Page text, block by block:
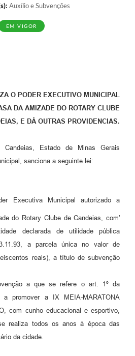
Auxílio e Subvenções
EM VIGOR
O PODER EXECUTIVO MUNICIPAL
DA AMIZADE DO ROTARY CLUBE
E DÁ OUTRAS PROVIDENCIAS.
Candeias, Estado de Minas Gerais
sanciona a seguinte lei:
Executiva Municipal autorizado a
do Rotary Clube de Candeias, com'
declarada de utilidade pública
a parcela única no valor de
reais), a título de subvenção
a que se refere o art. 1º da
promover a IX MEIA-MARATONA
com cunho educacional e esportivo,
realiza todos os anos à época das
da cidade.